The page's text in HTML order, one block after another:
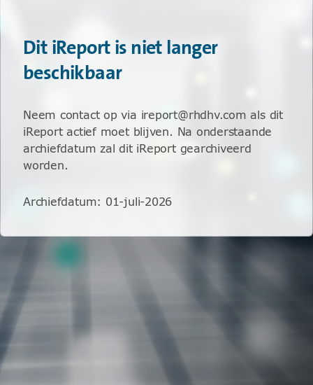
Dit iReport is niet langer
beschikbaar
Neem contact op via ireport@rhdhv.com als dit
iReport actief moet blijven. Na onderstaande
archiefdatum zal dit iReport gearchiveerd
worden.
Archiefdatum: 01-juli-2026